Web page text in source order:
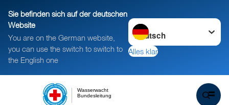
Sie befinden sich auf der deutschen
Website
You are on the German website,
you can use the switch to switch to
the English one
Sprache wechseln zu
Alles klar
Bundesleitung
Wasserwacht